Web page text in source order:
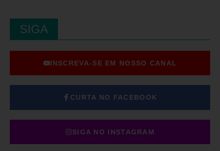
SIGA
INSCREVA-SE EM NOSSO CANAL
CURTA NO FACEBOOK
SIGA NO INSTAGRAM